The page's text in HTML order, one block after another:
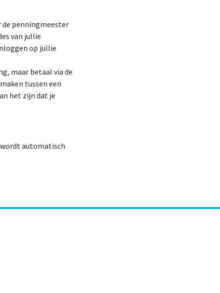
de penningmeester
van jullie
op jullie
maar betaal via de
tussen een
het zijn dat je
automatisch